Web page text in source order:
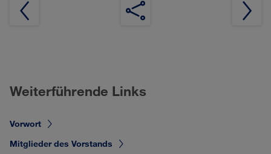
Weiterführende Links
Vorwort
Mitglieder des Vorstands